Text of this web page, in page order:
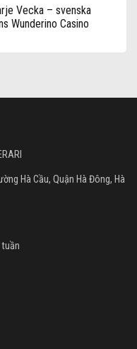
Vecka – svenska
Wunderino Casino
Hà Cầu, Quận Hà Đông, Hà